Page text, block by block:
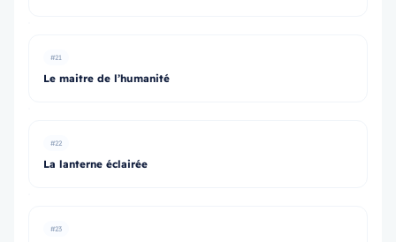
#21
Le maitre de l’humanité
#22
La lanterne éclairée
#23